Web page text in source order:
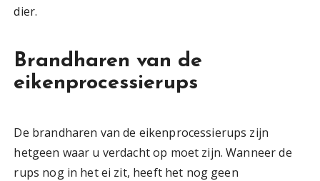
dier.
Brandharen van de
eikenprocessierups
De brandharen van de eikenprocessierups zijn
hetgeen waar u verdacht op moet zijn. Wanneer de
rups nog in het ei zit, heeft het nog geen